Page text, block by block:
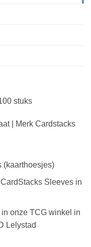
stuks
| Merk Cardstacks
(kaarthoesjes)
Sleeves in
onze TCG winkel in
Lelystad